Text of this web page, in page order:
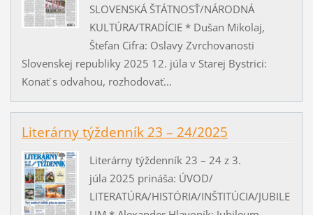
SLOVENSKÁ ŠTÁTNOSŤ/NÁRODNÁ
KULTÚRA/TRADÍCIE * Dušan Mikolaj,
Štefan Cifra: Oslavy Zvrchovanosti
Slovenskej republiky 2025 12. júla v Starej Bystrici:
Konať s odvahou, rozhodovať...
Literárny týždenník 23 – 24/2025
Literárny týždenník 23 – 24 z 3.
júla 2025 prináša: ÚVOD/
LITERATÚRA/HISTÓRIA/INŠTITÚCIA/JUBILE